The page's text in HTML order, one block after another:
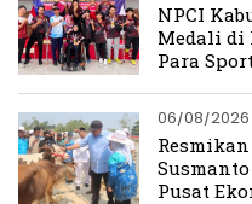
NPCI
Medali di
Para
06/08/2026
Pusat